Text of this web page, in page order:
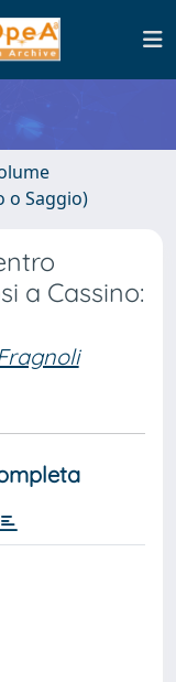
o Saggio)
a Cassino: